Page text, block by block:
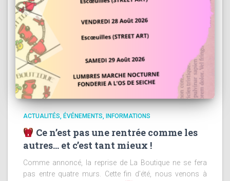
ACTUALITÉS ÉVÉNEMENTS INFORMATIONS
Ce n’est pas une rentrée comme les
autres… et c’est tant mieux !
Comme annoncé, la reprise de La Boutique ne se fera
pas entre quatre murs. Cette fin d’été, nous venons à